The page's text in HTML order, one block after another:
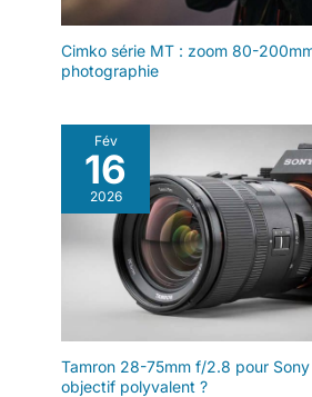
d'un
alliant
mate
prise en
que la
manuelle
garantit
stable.
Cimko série MT : zoom 80-
photographie
Fév
16
2026
Tamron 28-75mm f/2.8 pour
objectif polyvalent ?